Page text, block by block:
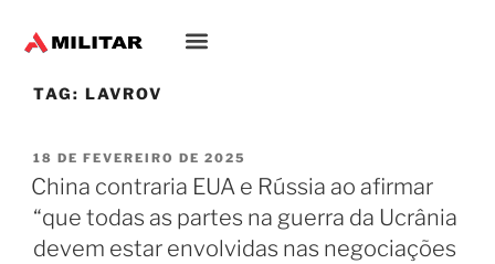
TAG: LAVROV
18 DE FEVEREIRO DE 2025
China contraria EUA e Rússia ao afirmar
“que todas as partes na guerra da Ucrânia
devem estar envolvidas nas negociações